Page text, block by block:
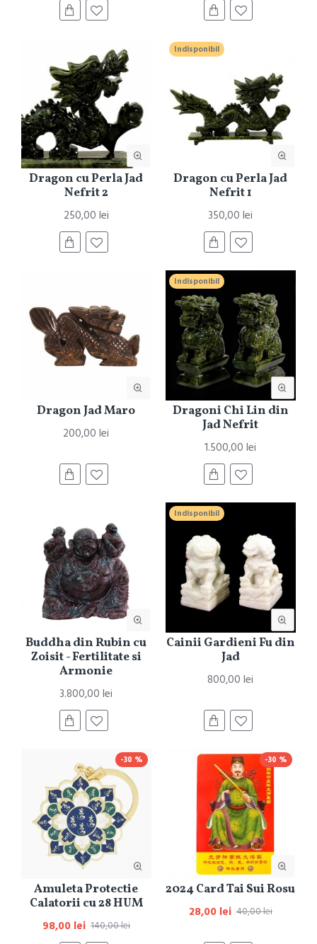
Dragon cu Perla Jad
Nefrit 2
250,00 lei
Indisponibil
Dragon cu Perla Jad
Nefrit 1
350,00 lei
Dragon Jad Maro
200,00 lei
Indisponibil
Dragoni Chi Lin din
Jad Nefrit
1.500,00 lei
Buddha din Rubin cu
Zoisit - Fertilitate si
Armonie
3.800,00 lei
Indisponibil
Cainii Gardieni Fu din
Jad
800,00 lei
-30 %
Amuleta Protectie
Calatorii cu 28 HUM
98,00 lei 140,00 lei
-30 %
2024 Card Tai Sui Rosu
28,00 lei 40,00 lei